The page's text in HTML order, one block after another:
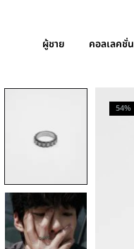
ผู้ชาย คอลเลคชั่น
54%